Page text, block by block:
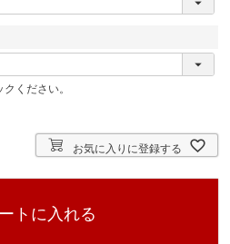
ください。
お気に入りに登録する
トに入れる